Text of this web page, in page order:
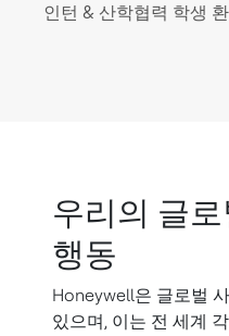
인턴 & 산학협력 학생
우리의 글
행동
Honeywell은 글로벌
있으며, 이는 전 세계